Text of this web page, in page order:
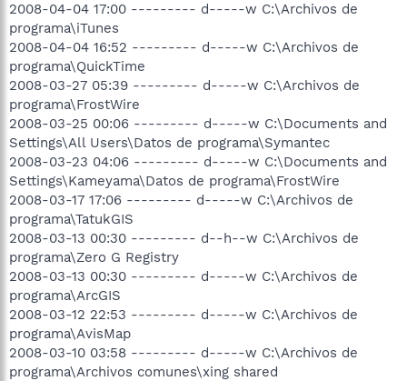
2008-04-04 17:00 --------- d-----w C:\Archivos de
programa\iTunes
2008-04-04 16:52 --------- d-----w C:\Archivos de
programa\QuickTime
2008-03-27 05:39 --------- d-----w C:\Archivos de
programa\FrostWire
2008-03-25 00:06 --------- d-----w C:\Documents and
Settings\All Users\Datos de programa\Symantec
2008-03-23 04:06 --------- d-----w C:\Documents and
Settings\Kameyama\Datos de programa\FrostWire
2008-03-17 17:06 --------- d-----w C:\Archivos de
programa\TatukGIS
2008-03-13 00:30 --------- d--h--w C:\Archivos de
programa\Zero G Registry
2008-03-13 00:30 --------- d-----w C:\Archivos de
programa\ArcGIS
2008-03-12 22:53 --------- d-----w C:\Archivos de
programa\AvisMap
2008-03-10 03:58 --------- d-----w C:\Archivos de
programa\Archivos comunes\xing shared